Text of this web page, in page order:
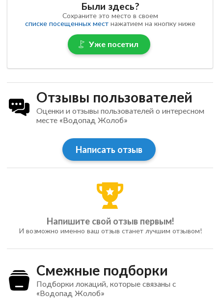
Были здесь?
Сохраните это место в своем
списке посещенных местнажатием на кнопку ниже
Уже посетил
Отзывы пользователей
Оценки и отзывы пользователей о интересном
месте «Водопад Жолоб»
Написать отзыв
Напишите свой отзыв первым!
И возможно именно ваш отзыв станет лучшим отзывом!
Смежные подборки
Подборки локаций, которые связаны с
«Водопад Жолоб»